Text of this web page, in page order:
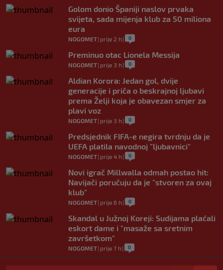
Golom donio Španiji naslov prvaka
svijeta, sada mijenja klub za 50 miliona
eura
NOGOMET| prije 2 h | 0
Preminuo otac Lionela Messija
NOGOMET| prije 3 h | 0
Aldian Korora: Jedan gol, dvije
generacije i priča o beskrajnoj ljubavi
prema Želji koja je obavezan smjer za
plavi voz
NOGOMET| prije 3 h | 0
Predsjednik FIFA-e negira tvrdnju da je
UEFA platila navodnoj "ljubavnici"
NOGOMET| prije 4 h | 0
Novi igrač Millwalla odmah postao hit:
Navijači poručuju da je "stvoren za ovaj
klub"
NOGOMET| prije 6 h | 0
Skandal u Južnoj Koreji: Sudijama plaćali
eskort dame i "masaže sa sretnim
završetkom"
NOGOMET| prije 7 h | 0
Barcelona poslala prvu ponudu za